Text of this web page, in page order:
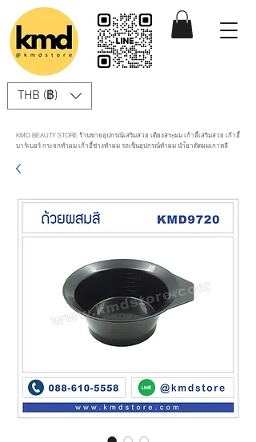
THB (฿)
KMD BEAUTY STORE ร้านขายอุปกรณ์เสริมสวย เตียงสระผม เก้าอี้เสริมสวย เก้าอี้
บาร์เบอร์ กระจกทำผม เก้าอี้ช่างทำผม รถเข็นอุปกรณ์ทำผม นำ้ยาดัดผมเกาหลี